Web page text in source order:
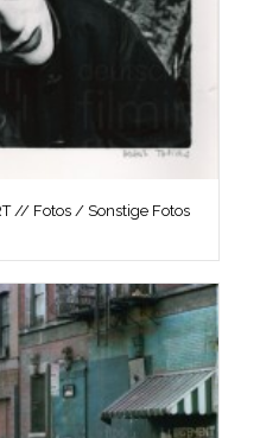
// Fotos / Sonstige Fotos